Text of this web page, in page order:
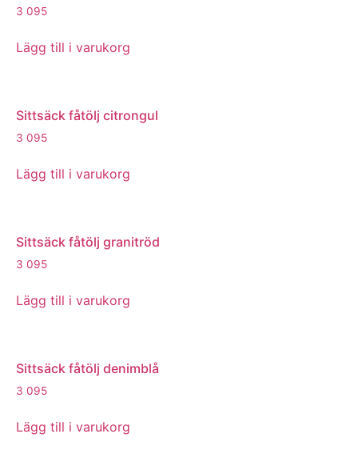
3 095
Lägg till i varukorg
Sittsäck fåtölj citrongul
3 095
Lägg till i varukorg
Sittsäck fåtölj granitröd
3 095
Lägg till i varukorg
Sittsäck fåtölj denimblå
3 095
Lägg till i varukorg